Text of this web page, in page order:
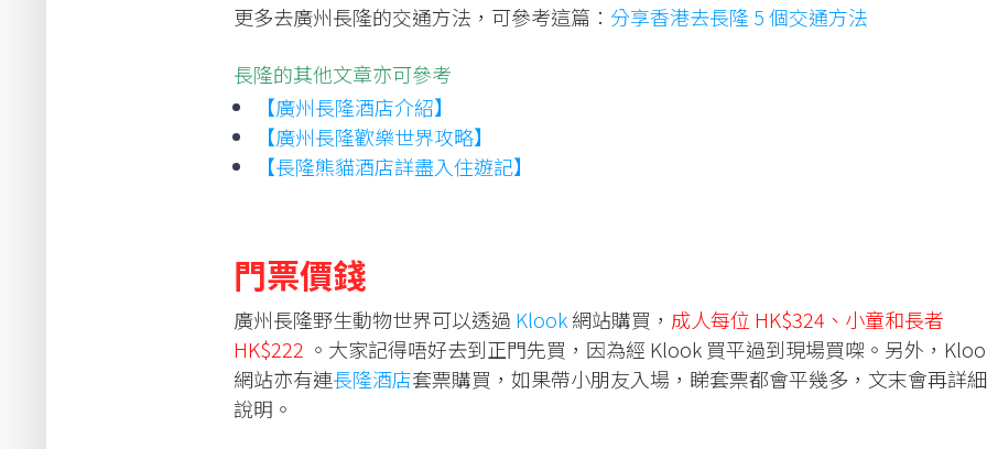
更多去廣州長隆的交通方法，可參考這篇： 分享香港去長隆 5 個交通方法
長隆的其他文章亦可參考
【廣州長隆酒店介紹】
【廣州長隆歡樂世界攻略】
【長隆熊貓酒店詳盡入住遊記】
門票價錢
廣州長隆野生動物世界可以透過 Klook網站購買， 成人每位 HK$324、小童和長者
HK$222 。大家記得唔好去到正門先買，因為經 Klook 買平過到現場買㗎。另外，
網站亦有連長隆酒店套票購買，如果帶小朋友入場，睇套票都會平幾多，文末會再詳細
說明。